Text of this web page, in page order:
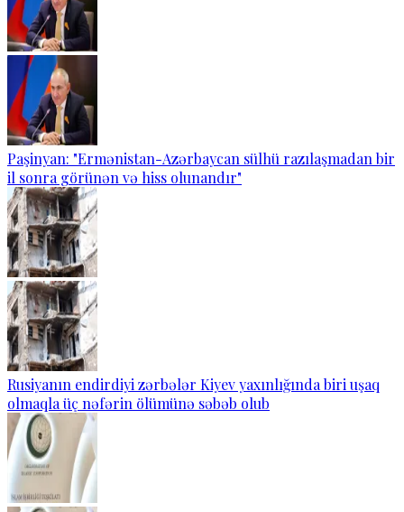
Paşinyan: "Ermənistan-Azərbaycan sülhü razılaşmadan bir
il sonra görünən və hiss olunandır"
Rusiyanın endirdiyi zərbələr Kiyev yaxınlığında biri uşaq
olmaqla üç nəfərin ölümünə səbəb olub